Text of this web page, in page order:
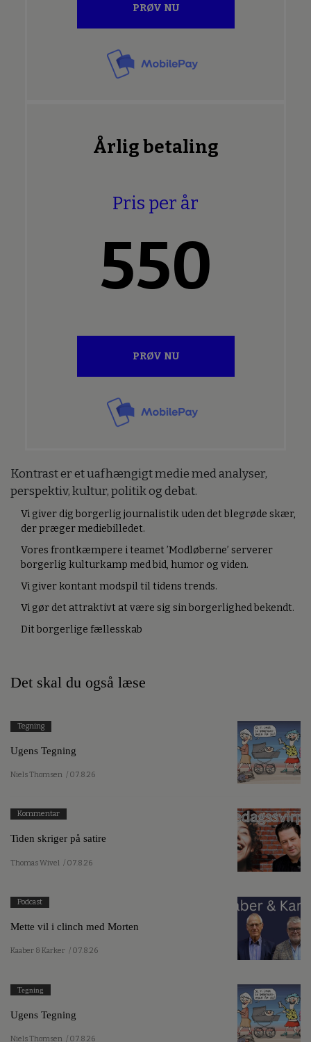
PRØV NU
Årlig betaling
Pris per år
550
PRØV NU
Kontrast er et uafhængigt medie med analyser,
perspektiv, kultur, politik og debat.
Vi giver dig borgerlig journalistik uden det blegrøde skær,
der præger mediebilledet.
Vores frontkæmpere i teamet ’Modløberne’ serverer
borgerlig kulturkamp med bid, humor og viden.
Vi giver kontant modspil til tidens trends.
Vi gør det attraktivt at være sig sin borgerlighed bekendt.
Dit borgerlige fællesskab
Det skal du også læse
Tegning
Ugens Tegning
Niels Thomsen / 07.8.26
Kommentar
Tiden skriger på satire
Thomas Wivel / 07.8.26
Podcast
Mette vil i clinch med Morten
Kaaber & Karker / 07.8.26
Tegning
Ugens Tegning
Niels Thomsen / 07.8.26